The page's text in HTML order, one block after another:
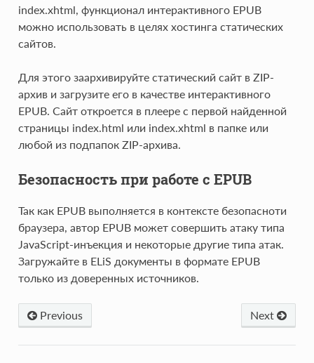
index.xhtml, функционал интерактивного EPUB
можно использовать в целях хостинга статических
сайтов.
Для этого заархивируйте статический сайт в ZIP-
архив и загрузите его в качестве интерактивного
EPUB. Сайт откроется в плеере с первой найденной
страницы index.html или index.xhtml в папке или
любой из подпапок ZIP-архива.
Безопасность при работе с EPUB
Так как EPUB выполняется в контексте безопасноти
браузера, автор EPUB может совершить атаку типа
JavaScript-инъекция и некоторые другие типа атак.
Загружайте в ELiS документы в формате EPUB
только из доверенных источников.
Next
Previous